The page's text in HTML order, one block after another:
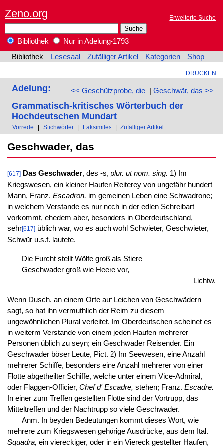
Zeno.org Erweiterte Suche
Bibliothek
Nur in Adelung-1793
Bibliothek
Lesesaal Zufälliger Artikel Kategorien Shop
DRUCKEN
<< Geschützprobe, die| Geschwär, das >>
Adelung:
Grammatisch-kritisches Wörterbuch der
Hochdeutschen Mundart
Vorrede | Stichwörter | Faksimiles | Zufälliger Artikel
Geschwader, das
[617] Das Geschwader, des -s, plur. ut nom. sing. 1) Im
Kriegswesen, ein kleiner Haufen Reiterey von ungefähr hundert
Mann, Franz. Escadron, im gemeinen Leben eine Schwadrone;
in welchem Verstande es nur noch in der edlen Schreibart
vorkommt, ehedem aber, besonders in Oberdeutschland,
sehr[617]üblich war, wo es auch wohl Schwieter, Geschwieter,
Schwür u.s.f. lautete.
Die Furcht stellt Wölfe groß als Stiere
Geschwader groß wie Heere vor,
Lichtw.
Wenn Dusch. an einem Orte auf Leichen von Geschwädern
sagt, so hat ihn vermuthlich der Reim zu diesem
ungewöhnlichen Plural verleitet. Im Oberdeutschen scheinet es
in weiterm Verstande von einem jeden Haufen mehrerer
Personen üblich zu seyn; ein Geschwader Reisender. Ein
Geschwader böser Leute, Pict. 2) Im Seewesen, eine Anzahl
mehrerer Schiffe, besonders eine Anzahl mehrerer von einer
Flotte abgetheilter Schiffe, welche unter einem Vice-Admiral,
oder Flaggen-Officier, Chef d' Escadre, stehen; Franz. Escadre.
In einer zum Treffen gestellten Flotte sind der Vortrupp, das
Mitteltreffen und der Nachtrupp so viele Geschwader.
Anm. In beyden Bedeutungen kommt dieses Wort, wie
mehrere zum Kriegswesen gehörige Ausdrücke, aus dem Ital.
Squadra, ein viereckiger, oder in ein Viereck gestellter Haufen,